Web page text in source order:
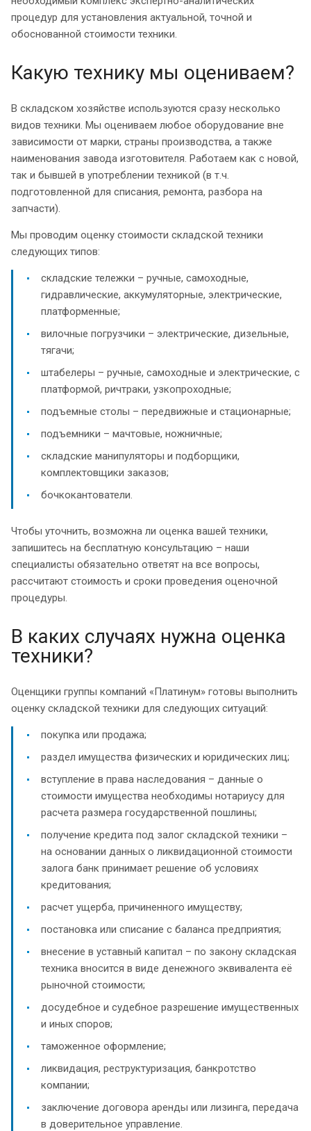
процедур для установления актуальной, точной и
обоснованной стоимости техники.
Какую технику мы оцениваем?
В складском хозяйстве используются сразу несколько
видов техники. Мы оцениваем любое оборудование вне
зависимости от марки, страны производства, а также
наименования завода изготовителя. Работаем как с новой,
так и бывшей в употреблении техникой (в т.ч.
подготовленной для списания, ремонта, разбора на
запчасти).
Мы проводим оценку стоимости складской техники
следующих типов:
складские тележки – ручные, самоходные,
гидравлические, аккумуляторные, электрические,
платформенные;
вилочные погрузчики – электрические, дизельные,
тягачи;
штабелеры – ручные, самоходные и электрические, с
платформой, ричтраки, узкопроходные;
подъемные столы – передвижные и стационарные;
подъемники – мачтовые, ножничные;
складские манипуляторы и подборщики,
комплектовщики заказов;
бочкокантователи.
Чтобы уточнить, возможна ли оценка вашей техники,
запишитесь на бесплатную консультацию – наши
специалисты обязательно ответят на все вопросы,
рассчитают стоимость и сроки проведения оценочной
процедуры.
В каких случаях нужна оценка
техники?
Оценщики группы компаний «Платинум» готовы выполнить
оценку складской техники для следующих ситуаций:
покупка или продажа;
раздел имущества физических и юридических лиц;
вступление в права наследования – данные о
стоимости имущества необходимы нотариусу для
расчета размера государственной пошлины;
получение кредита под залог складской техники –
на основании данных о ликвидационной стоимости
залога банк принимает решение об условиях
кредитования;
расчет ущерба, причиненного имуществу;
постановка или списание с баланса предприятия;
внесение в уставный капитал – по закону складская
техника вносится в виде денежного эквивалента её
рыночной стоимости;
досудебное и судебное разрешение имущественных
и иных споров;
таможенное оформление;
ликвидация, реструктуризация, банкротство
компании;
заключение договора аренды или лизинга, передача
в доверительное управление.